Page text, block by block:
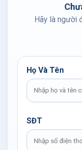
Hãy là người
Họ Và Tên
SĐT